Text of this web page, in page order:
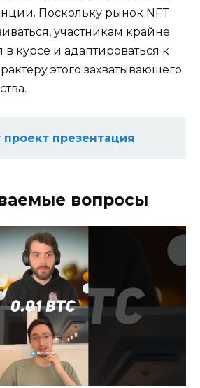
Поскольку рынок NFT
участникам крайне
в курсе и адаптироваться к
этого захватывающего
презентация
вопросы